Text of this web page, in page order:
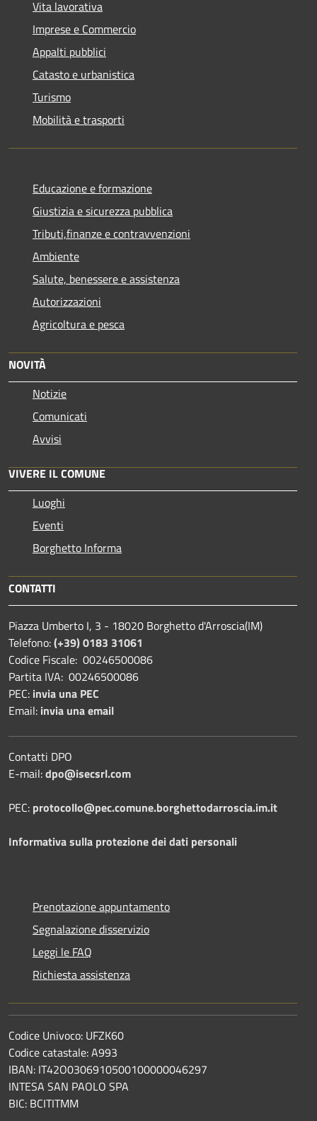
Vita lavorativa
Imprese e Commercio
Appalti pubblici
Catasto e urbanistica
Turismo
Mobilità e trasporti
Educazione e formazione
Giustizia e sicurezza pubblica
Tributi,finanze e contravvenzioni
Ambiente
Salute, benessere e assistenza
Autorizzazioni
Agricoltura e pesca
NOVITÀ
Notizie
Comunicati
Avvisi
VIVERE IL COMUNE
Luoghi
Eventi
Borghetto Informa
CONTATTI
Piazza Umberto I, 3 - 18020 Borghetto d'Arroscia(IM)
Telefono:(+39) 0183 31061
Codice Fiscale: 00246500086
Partita IVA: 00246500086
PEC: invia una PEC
Email: invia una email
Contatti DPO
E-mail:dpo@isecsrl.com
PEC: protocollo@pec.comune.borghettodarroscia.im.it
Informativa sulla protezione dei dati personali
Prenotazione appuntamento
Segnalazione disservizio
Leggi le FAQ
Richiesta assistenza
Codice Univoco: UFZK60
Codice catastale: A993
IBAN: IT42O0306910500100000046297
INTESA SAN PAOLO SPA
BIC: BCITITMM